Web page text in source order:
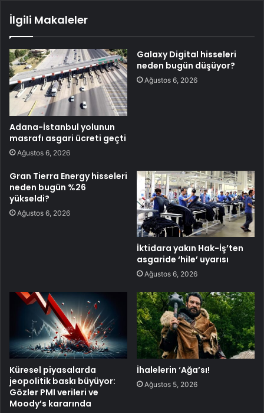
İlgili Makaleler
Adana-İstanbul yolunun
masrafı asgari ücreti geçti
Ağustos 6, 2026
Galaxy Digital hisseleri
neden bugün düşüyor?
Ağustos 6, 2026
Gran Tierra Energy hisseleri
neden bugün %26
yükseldi?
Ağustos 6, 2026
İktidara yakın Hak-İş’ten
asgaride ‘hile’ uyarısı
Ağustos 6, 2026
Küresel piyasalarda
jeopolitik baskı büyüyor:
Gözler PMI verileri ve
Moody’s kararında
İhalelerin ‘Ağa’sı!
Ağustos 5, 2026